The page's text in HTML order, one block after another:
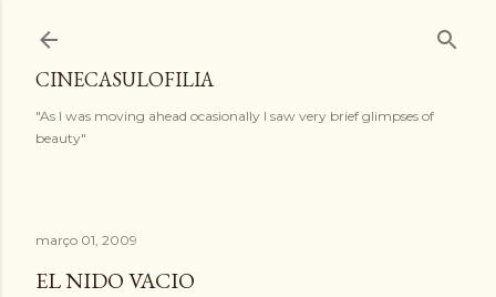
CINECASULOFILIA
"As I was moving ahead ocasionally I saw very brief glimpses of
beauty"
março 01, 2009
EL NIDO VACIO